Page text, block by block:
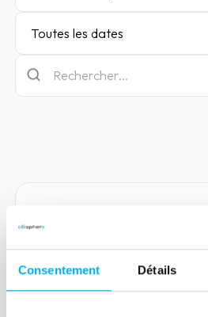
Consentement Détails
Toutes les dates
Les enjeux de
pour le credit